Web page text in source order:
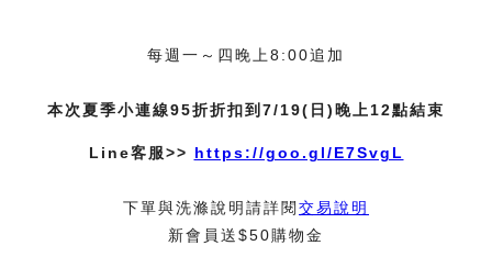
每週一～四晚上8:00追加
本次夏季小連線95折折扣到7/19(日)晚上12點結束
Line客服>> https://goo.gl/E7SvgL
下單與洗滌說明請詳閱交易說明
新會員送$50購物金